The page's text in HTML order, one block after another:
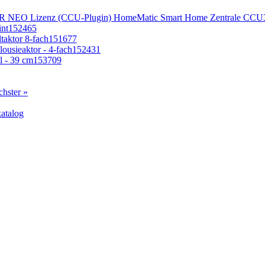
HomeMatic Smart Home Zentrale
152465
8-fach151677
- 4-fach152431
- 39 cm153709
»